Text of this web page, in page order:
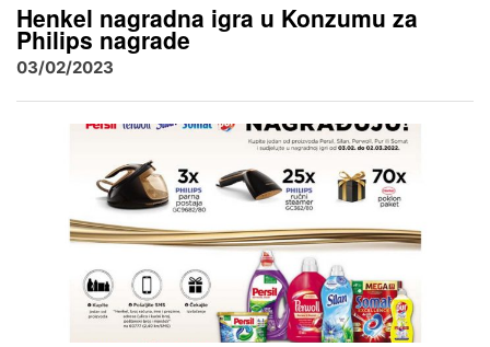
Henkel nagradna igra u Konzumu za
Philips nagrade
03/02/2023